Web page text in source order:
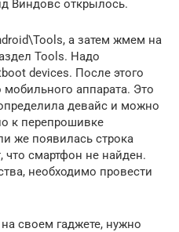
Виндовс открылось.
а затем жмем на
Tools. Надо
devices. После этого
аппарата. Это
девайс и можно
к перепрошивке
же появилась строка
что смартфон не найден.
необходимо провести
своем гаджете, нужно